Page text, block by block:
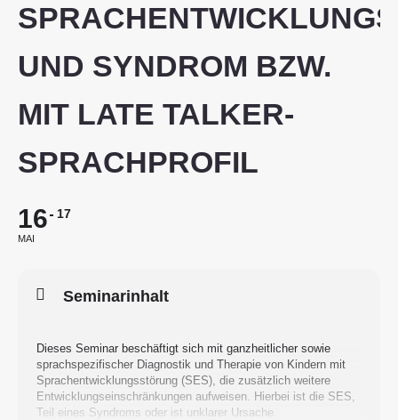
UND SYNDROM BZW.
MIT LATE TALKER-
SPRACHPROFIL
16
MAI
17
Seminarinhalt
Dieses Seminar beschäftigt sich mit ganzheitlicher sowie
sprachspezifischer Diagnostik und Therapie von Kindern mit
Sprachentwicklungsstörung (SES), die zusätzlich weitere
Entwicklungseinschränkungen aufweisen. Hierbei ist die SES,
Teil eines Syndroms oder ist unklarer Ursache.